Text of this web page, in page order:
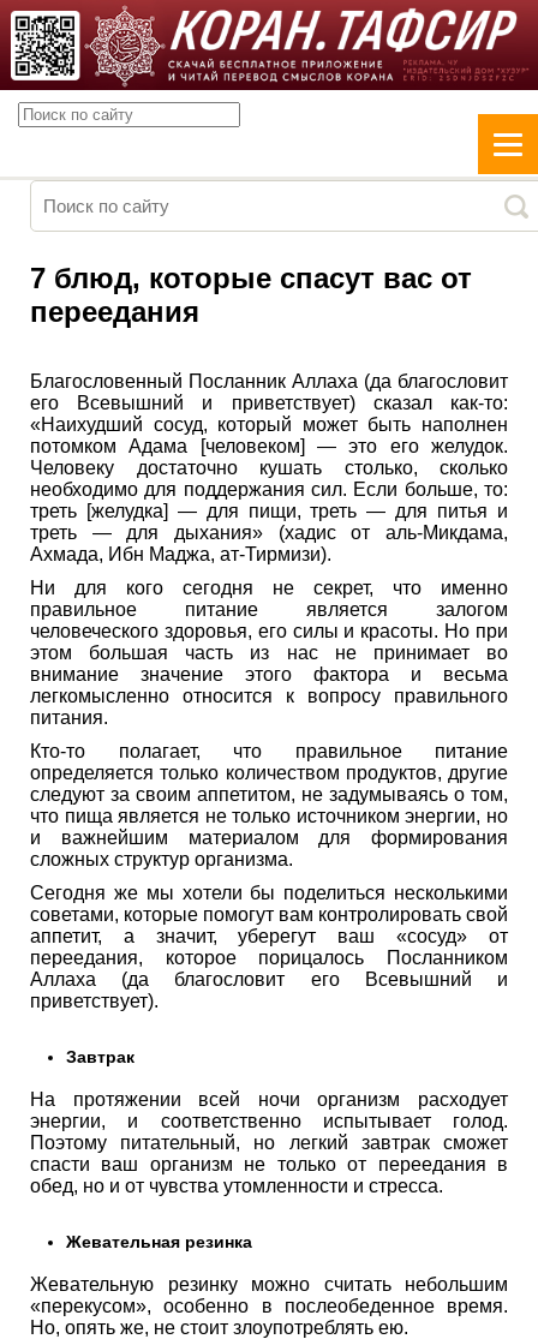
7 блюд, которые спасут вас от
переедания
Благословенный Посланник Аллаха (да благословит
его Всевышний и приветствует) сказал как-то:
«Наихудший сосуд, который может быть наполнен
потомком Адама [человеком] — это его желудок.
Человеку достаточно кушать столько, сколько
необходимо для поддержания сил. Если больше, то:
треть [желудка] — для пищи, треть — для питья и
треть — для дыхания» (хадис от аль-Микдама,
Ахмада, Ибн Маджа, ат-Тирмизи).
Ни для кого сегодня не секрет, что именно
правильное питание является залогом
человеческого здоровья, его силы и красоты. Но при
этом большая часть из нас не принимает во
внимание значение этого фактора и весьма
легкомысленно относится к вопросу правильного
питания.
Кто-то полагает, что правильное питание
определяется только количеством продуктов, другие
следуют за своим аппетитом, не задумываясь о том,
что пища является не только источником энергии, но
и важнейшим материалом для формирования
сложных структур организма.
Сегодня же мы хотели бы поделиться несколькими
советами, которые помогут вам контролировать свой
аппетит, а значит, уберегут ваш «сосуд» от
переедания, которое порицалось Посланником
Аллаха (да благословит его Всевышний и
приветствует).
Завтрак
На протяжении всей ночи организм расходует
энергии, и соответственно испытывает голод.
Поэтому питательный, но легкий завтрак сможет
спасти ваш организм не только от переедания в
обед, но и от чувства утомленности и стресса.
Жевательная резинка
Жевательную резинку можно считать небольшим
«перекусом», особенно в послеобеденное время.
Но, опять же, не стоит злоупотреблять ею.